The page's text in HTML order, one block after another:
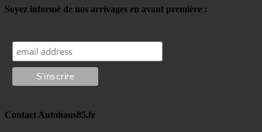
Soyez informé de nos arrivages en avant première :
Contact Autohaus85.fr